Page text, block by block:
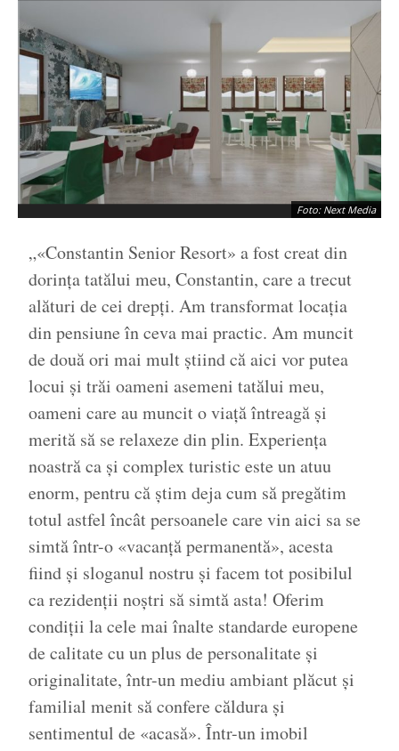
Foto: Next Media
„«Constantin Senior Resort» a fost creat din
dorința tatălui meu, Constantin, care a trecut
alături de cei drepți. Am transformat locația
din pensiune în ceva mai practic. Am muncit
de două ori mai mult știind că aici vor putea
locui și trăi oameni asemeni tatălui meu,
oameni care au muncit o viață întreagă și
merită să se relaxeze din plin. Experiența
noastră ca și complex turistic este un atuu
enorm, pentru că știm deja cum să pregătim
totul astfel încât persoanele care vin aici sa se
simtă într-o «vacanță permanentă», acesta
fiind și sloganul nostru și facem tot posibilul
ca rezidenții noștri să simtă asta! Oferim
condiții la cele mai înalte standarde europene
de calitate cu un plus de personalitate și
originalitate, într-un mediu ambiant plăcut și
familial menit să confere căldura și
sentimentul de «acasă». Într-un imobil